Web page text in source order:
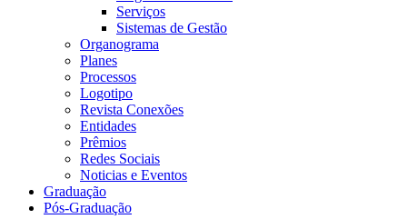
Serviços
Sistemas de Gestão
Organograma
Planes
Processos
Logotipo
Revista Conexões
Entidades
Prêmios
Redes Sociais
Noticias e Eventos
Graduação
Pós-Graduação